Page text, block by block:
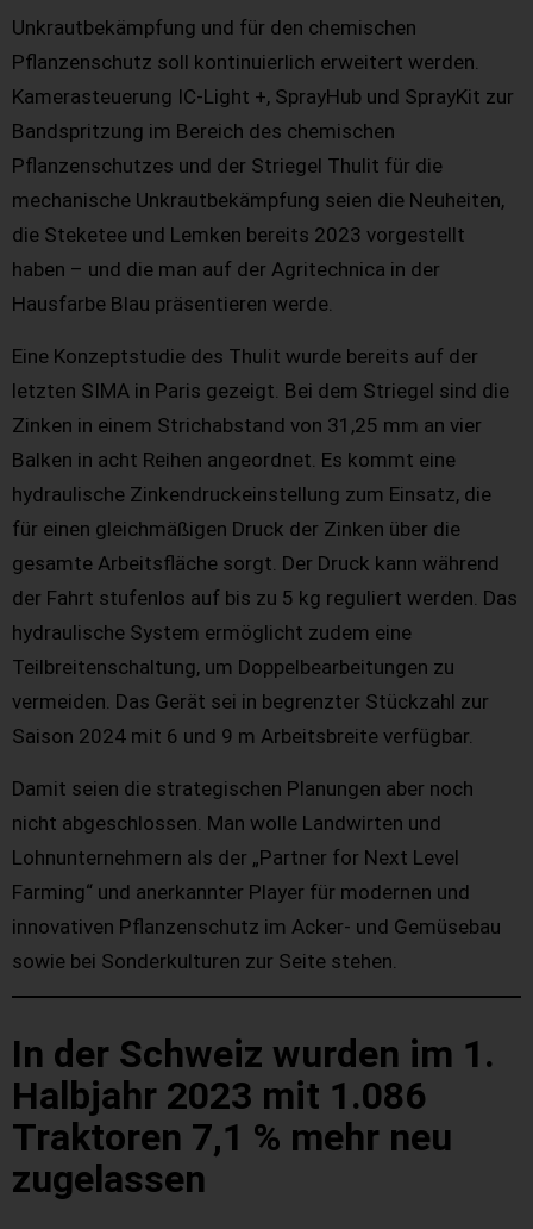
Unkrautbekämpfung und für den chemischen
Pflanzenschutz soll kontinuierlich erweitert werden.
Kamerasteuerung IC-Light +, SprayHub und SprayKit zur
Bandspritzung im Bereich des chemischen
Pflanzenschutzes und der Striegel Thulit für die
mechanische Unkrautbekämpfung seien die Neuheiten,
die Steketee und Lemken bereits 2023 vorgestellt
haben – und die man auf der Agritechnica in der
Hausfarbe Blau präsentieren werde.
Eine Konzeptstudie des Thulit wurde bereits auf der
letzten SIMA in Paris gezeigt. Bei dem Striegel sind die
Zinken in einem Strichabstand von 31,25 mm an vier
Balken in acht Reihen angeordnet. Es kommt eine
hydraulische Zinkendruckeinstellung zum Einsatz, die
für einen gleichmäßigen Druck der Zinken über die
gesamte Arbeitsfläche sorgt. Der Druck kann während
der Fahrt stufenlos auf bis zu 5 kg reguliert werden. Das
hydraulische System ermöglicht zudem eine
Teilbreitenschaltung, um Doppelbearbeitungen zu
vermeiden. Das Gerät sei in begrenzter Stückzahl zur
Saison 2024 mit 6 und 9 m Arbeitsbreite verfügbar.
Damit seien die strategischen Planungen aber noch
nicht abgeschlossen. Man wolle Landwirten und
Lohnunternehmern als der „Partner for Next Level
Farming“ und anerkannter Player für modernen und
innovativen Pflanzenschutz im Acker- und Gemüsebau
sowie bei Sonderkulturen zur Seite stehen.
In der Schweiz wurden im 1.
Halbjahr 2023 mit 1.086
Traktoren 7,1 % mehr neu
zugelassen